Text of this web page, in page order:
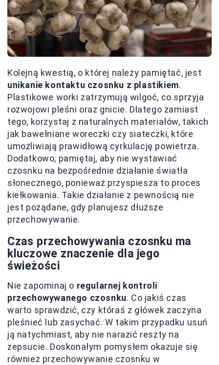
Kolejną kwestią, o której należy pamiętać, jest
unikanie kontaktu czosnku z plastikiem.
Plastikowe worki zatrzymują wilgoć, co sprzyja
rozwojowi pleśni oraz gnicie. Dlatego zamiast
tego, korzystaj z naturalnych materiałów, takich
jak bawełniane woreczki czy siateczki, które
umożliwiają prawidłową cyrkulację powietrza.
Dodatkowo, pamiętaj, aby nie wystawiać
czosnku na bezpośrednie działanie światła
słonecznego, ponieważ przyspiesza to proces
kiełkowania. Takie działanie z pewnością nie
jest pożądane, gdy planujesz dłuższe
przechowywanie.
Czas przechowywania czosnku ma
kluczowe znaczenie dla jego
świeżości
Nie zapominaj o regularnej kontroli
przechowywanego czosnku. Co jakiś czas
warto sprawdzić, czy któraś z główek zaczyna
pleśnieć lub zasychać. W takim przypadku usuń
ją natychmiast, aby nie narazić reszty na
zepsucie. Doskonałym pomysłem okazuje się
również przechowywanie czosnku w